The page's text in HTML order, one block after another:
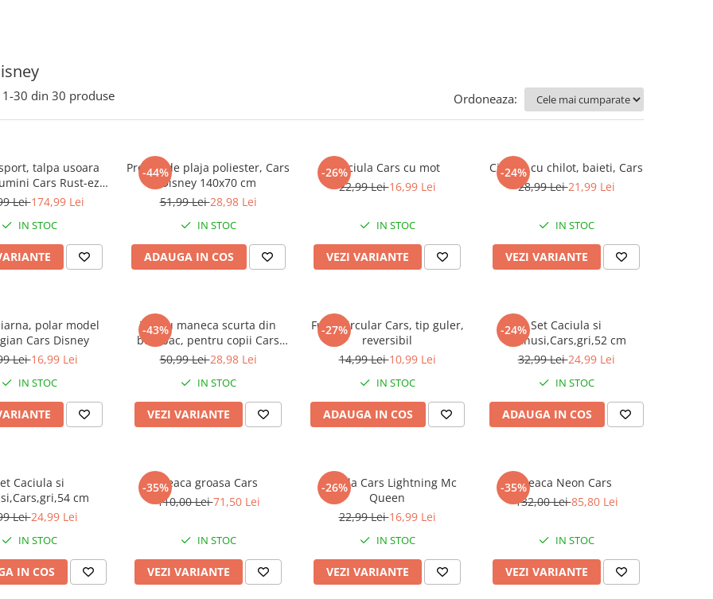
1-30 din 30 produse Ordoneaza:
talpa usoara
Cars Rust-eze
95
Lei174,99 Lei
IN STOC
-44%
Prosop de plaja poliester, Cars
Disney 140x70 cm
51,99 Lei28,98 Lei
IN STOC
ADAUGA IN COS
-26%Caciula Cars cu mot
22,99 Lei16,99 Lei
IN STOC
VEZI VARIANTE
-24%
Ciorapi cu chilot, baieti, Cars
28,99 Lei21,99 Lei
IN STOC
VEZI VARIANTE
polar model
Cars Disney
Lei16,99 Lei
IN STOC
-43%
Tricou maneca scurta din
bumbac, pentru copii Cars
Disney
50,99 Lei28,98 Lei
IN STOC
VEZI VARIANTE
-27%
Fular circular Cars, tip guler,
reversibil
14,99 Lei10,99 Lei
IN STOC
ADAUGA IN COS
-24% Set Caciula si
manusi,Cars,gri,52 cm
32,99 Lei24,99 Lei
IN STOC
ADAUGA IN COS
Caciula si
cm
Lei24,99 Lei
IN STOC
IN COS
-35%Geaca groasa Cars
110,00 Lei71,50 Lei
IN STOC
VEZI VARIANTE
-26%
Caciula Cars Lightning Mc
Queen
22,99 Lei16,99 Lei
IN STOC
VEZI VARIANTE
-35%Geaca Neon Cars
132,00 Lei85,80 Lei
IN STOC
VEZI VARIANTE